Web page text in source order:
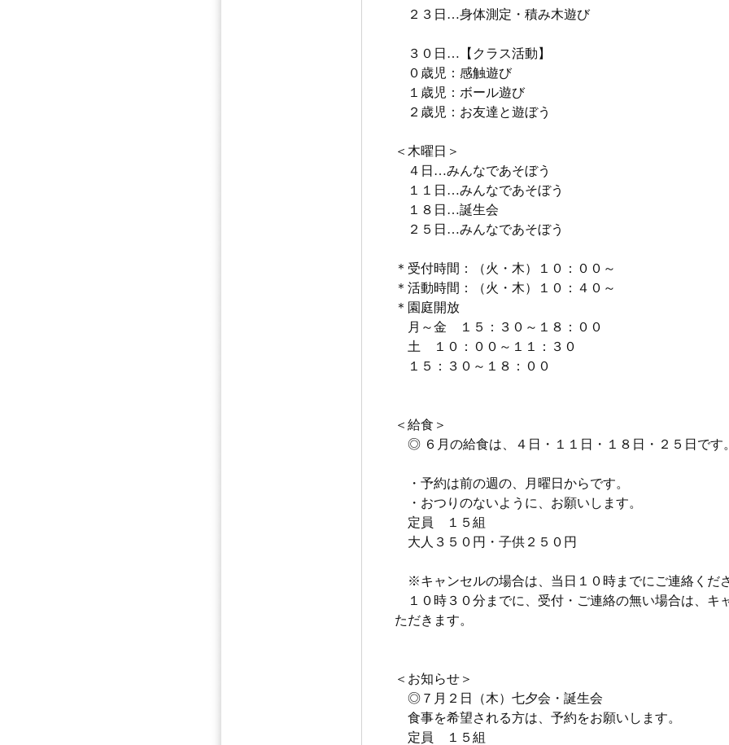
２３日…身体測定・積み木遊び
３０日…【クラス活動】
０歳児：感触遊び
１歳児：ボール遊び
２歳児：お友達と遊ぼう
＜木曜日＞
４日…みんなであそぼう
１１日…みんなであそぼう
１８日…誕生会
２５日…みんなであそぼう
＊受付時間：（火・木）１０：００～
＊活動時間：（火・木）１０：４０～
＊園庭開放
月～金 １５：３０～１８：００
土 １０：００～１１：３０
１５：３０～１８：００
＜給食＞
◎ ６月の給食は、４日・１１日・１８日・２５日です。
・予約は前の週の、月曜日からです。
・おつりのないように、お願いします。
定員 １５組
大人３５０円・子供２５０円
※キャンセルの場合は、当日１０時までにご連絡くださ
１０時３０分までに、受付・ご連絡の無い場合は、キ
ただきます。
＜お知らせ＞
◎７月２日（木）七夕会・誕生会
食事を希望される方は、予約をお願いします。
定員 １５組